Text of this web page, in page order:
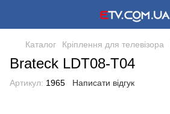
Каталог Кріплення для телевізора
Brateck LDT08-T04
Артикул: 1965 Написати відгук